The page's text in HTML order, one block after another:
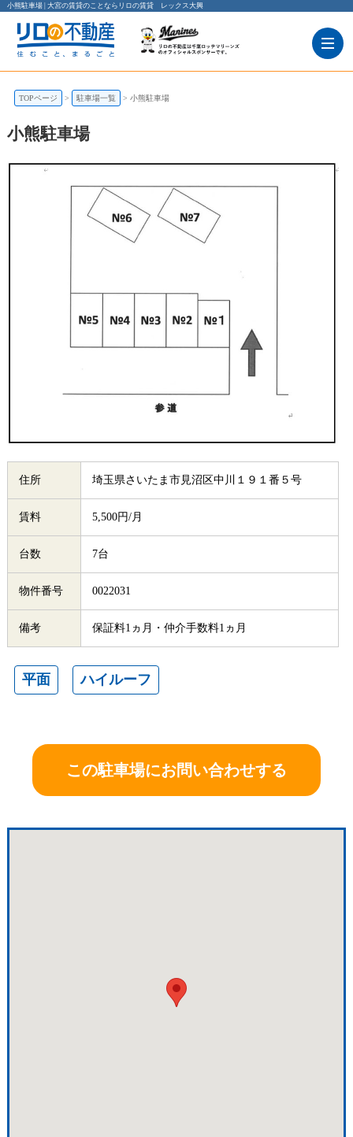
小熊駐車場 | 大宮の賃貸のことならリロの賃貸 レックス大興
TOPページ 駐車場一覧 小熊駐車場
小熊駐車場
住所 埼玉県さいたま市見沼区中川１９１番５号
賃料 5,500円/月
台数 7台
物件番号 0022031
備考 保証料1ヵ月・仲介手数料1ヵ月
平面 ハイルーフ
この駐車場にお問い合わせする